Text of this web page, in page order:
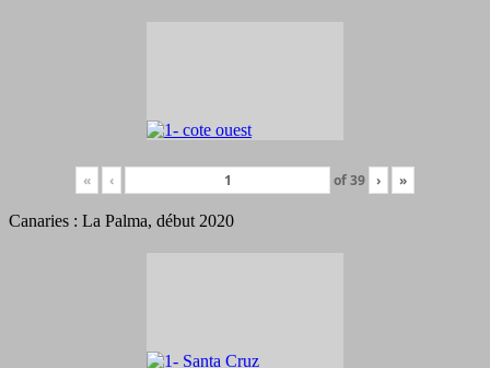
« ‹ of39 › »
Canaries : La Palma, début 2020